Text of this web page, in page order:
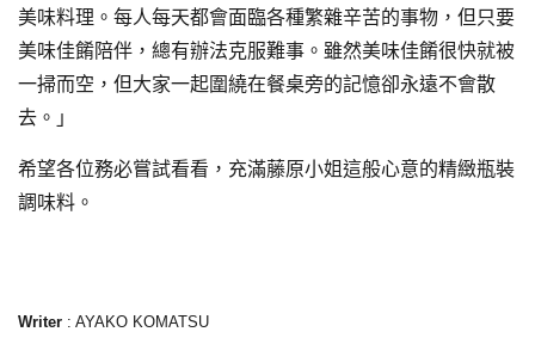
美味料理。每人每天都會面臨各種繁雜辛苦的事物，但只要
美味佳餚陪伴，總有辦法克服難事。雖然美味佳餚很快就被
一掃而空，但大家一起圍繞在餐桌旁的記憶卻永遠不會散
去。」
希望各位務必嘗試看看，充滿藤原小姐這般心意的精緻瓶裝
調味料。
Writer: AYAKO KOMATSU